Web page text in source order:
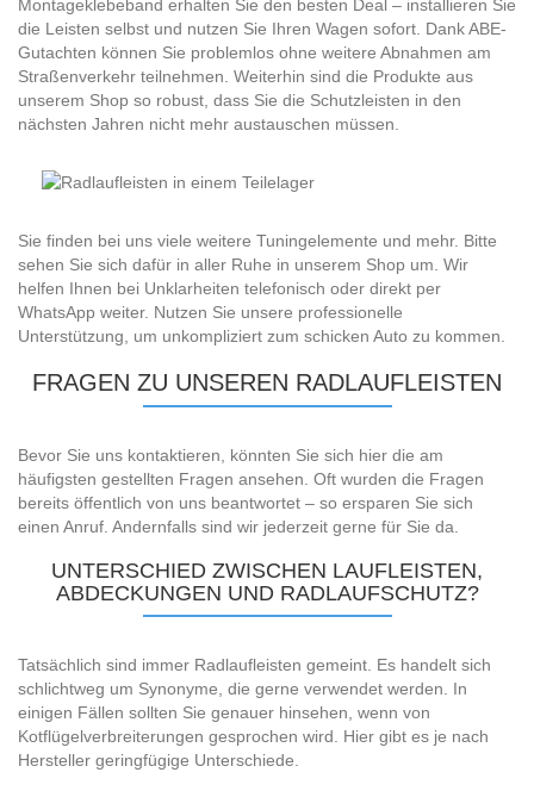
Montageklebeband erhalten Sie den besten Deal – installieren Sie
die Leisten selbst und nutzen Sie Ihren Wagen sofort. Dank ABE-
Gutachten können Sie problemlos ohne weitere Abnahmen am
Straßenverkehr teilnehmen. Weiterhin sind die Produkte aus
unserem Shop so robust, dass Sie die Schutzleisten in den
nächsten Jahren nicht mehr austauschen müssen.
Sie finden bei uns viele weitere Tuningelemente und mehr. Bitte
sehen Sie sich dafür in aller Ruhe in unserem Shop um. Wir
helfen Ihnen bei Unklarheiten telefonisch oder direkt per
WhatsApp weiter. Nutzen Sie unsere professionelle
Unterstützung, um unkompliziert zum schicken Auto zu kommen.
FRAGEN ZU UNSEREN RADLAUFLEISTEN
Bevor Sie uns kontaktieren, könnten Sie sich hier die am
häufigsten gestellten Fragen ansehen. Oft wurden die Fragen
bereits öffentlich von uns beantwortet – so ersparen Sie sich
einen Anruf. Andernfalls sind wir jederzeit gerne für Sie da.
UNTERSCHIED ZWISCHEN LAUFLEISTEN,
ABDECKUNGEN UND RADLAUFSCHUTZ?
Tatsächlich sind immer Radlaufleisten gemeint. Es handelt sich
schlichtweg um Synonyme, die gerne verwendet werden. In
einigen Fällen sollten Sie genauer hinsehen, wenn von
Kotflügelverbreiterungen gesprochen wird. Hier gibt es je nach
Hersteller geringfügige Unterschiede.